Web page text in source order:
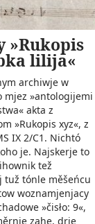
»Rukopis
lilija«
archiwje w
mjez »antologijemi
akta z
»Rukopis xyz«, z
IX 2/C1. Nichtó
je. Najskerje to
tež
tuž tónle měšeńcu
woznamjenjacy
»čisło: 9«,
zahe, drje